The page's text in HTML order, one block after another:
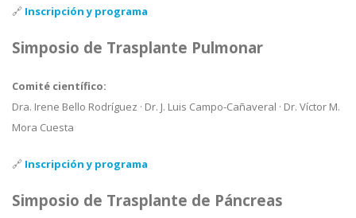
🔗 Inscripción y programa
Simposio de Trasplante Pulmonar
Comité científico:
Dra. Irene Bello Rodríguez · Dr. J. Luis Campo-Cañaveral · Dr. Víctor M.
Mora Cuesta
🔗 Inscripción y programa
Simposio de Trasplante de Páncreas